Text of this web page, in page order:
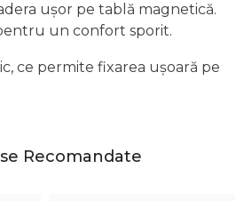
ușor pe tablă magnetică.
un confort sporit.
ce permite fixarea ușoară pe
Recomandate